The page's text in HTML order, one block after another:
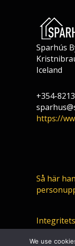
Sparhús
Iceland
+354-
https://
Så här
We use